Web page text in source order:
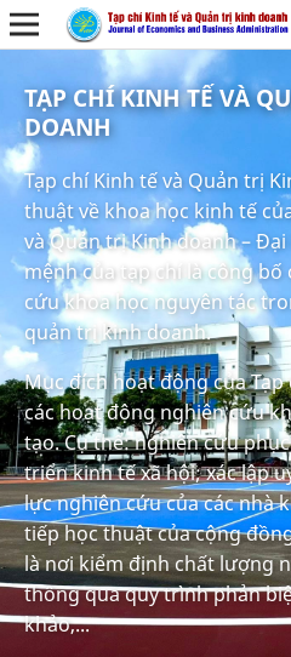
TẠP CHÍ KINH TẾ VÀ
DOANH
Tạp chí Kinh tế và Quản trị
thuật về khoa học kinh tế
và Quản trị Kinh doanh –
mệnh của tạp chí là công
cứu khoa học nguyên tác
quản trị kinh doanh.
Mục đích hoạt động của
các hoạt động nghiên cứu
tạo. Cụ thể: nghiên cứu
triển kinh tế xã hội; xác lập
lực nghiên cứu của các nhà
tiếp học thuật của cộng
là nơi kiểm định chất lượng
thông qua quy trình phản
khảo,...